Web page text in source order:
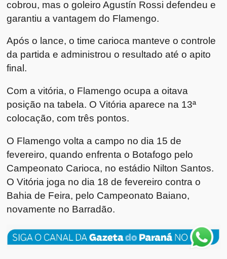
cobrou, mas o goleiro Agustín Rossi defendeu e
garantiu a vantagem do Flamengo.
Após o lance, o time carioca manteve o controle
da partida e administrou o resultado até o apito
final.
Com a vitória, o Flamengo ocupa a oitava
posição na tabela. O Vitória aparece na 13ª
colocação, com três pontos.
O Flamengo volta a campo no dia 15 de
fevereiro, quando enfrenta o Botafogo pelo
Campeonato Carioca, no estádio Nilton Santos.
O Vitória joga no dia 18 de fevereiro contra o
Bahia de Feira, pelo Campeonato Baiano,
novamente no Barradão.